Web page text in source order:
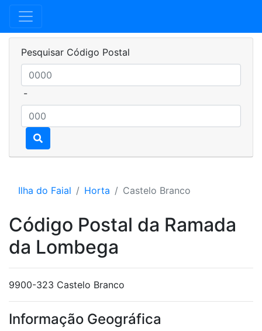
Pesquisar Código Postal
-
Ilha do Faial Horta Castelo Branco
Código Postal da Ramada
da Lombega
9900-323 Castelo Branco
Informação Geográfica